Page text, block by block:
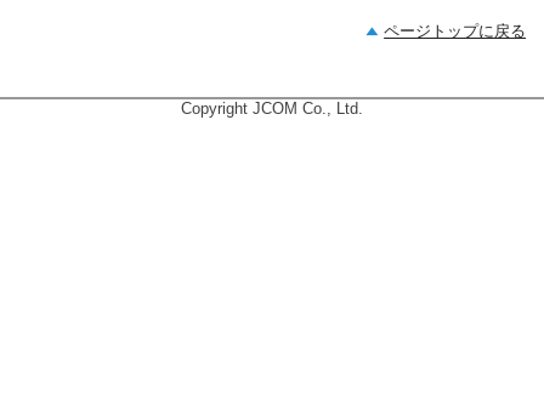
ページトップに戻る
Copyright JCOM Co., Ltd.